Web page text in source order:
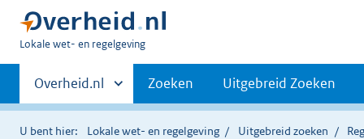
U
hier:
Lokale wet- en regelgeving
Primaire
navigatie
Andere
sites
binnen
Overheid.nl Zoeken Uitgebreid Zoeken
U bent hier: Lokale wet- en regelgeving Uitgebreid zoeken